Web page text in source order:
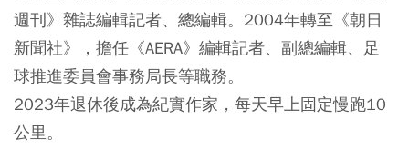
週刊》雜誌編輯記者、總編輯。2004年轉至《朝日
新聞社》，擔任《AERA》編輯記者、副總編輯、足
球推進委員會事務局長等職務。
2023年退休後成為紀實作家，每天早上固定慢跑10
公里。